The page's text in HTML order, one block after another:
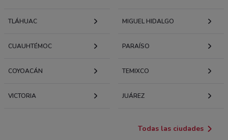
TLÁHUAC MIGUEL HIDALGO
CUAUHTÉMOC PARAÍSO
COYOACÁN TEMIXCO
VICTORIA JUÁREZ
Todas las ciudades